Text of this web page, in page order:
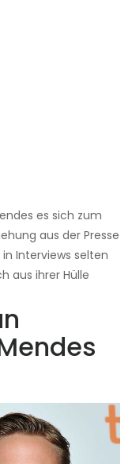
es sich zum
aus der Presse
Interviews selten
aus ihrer Hülle